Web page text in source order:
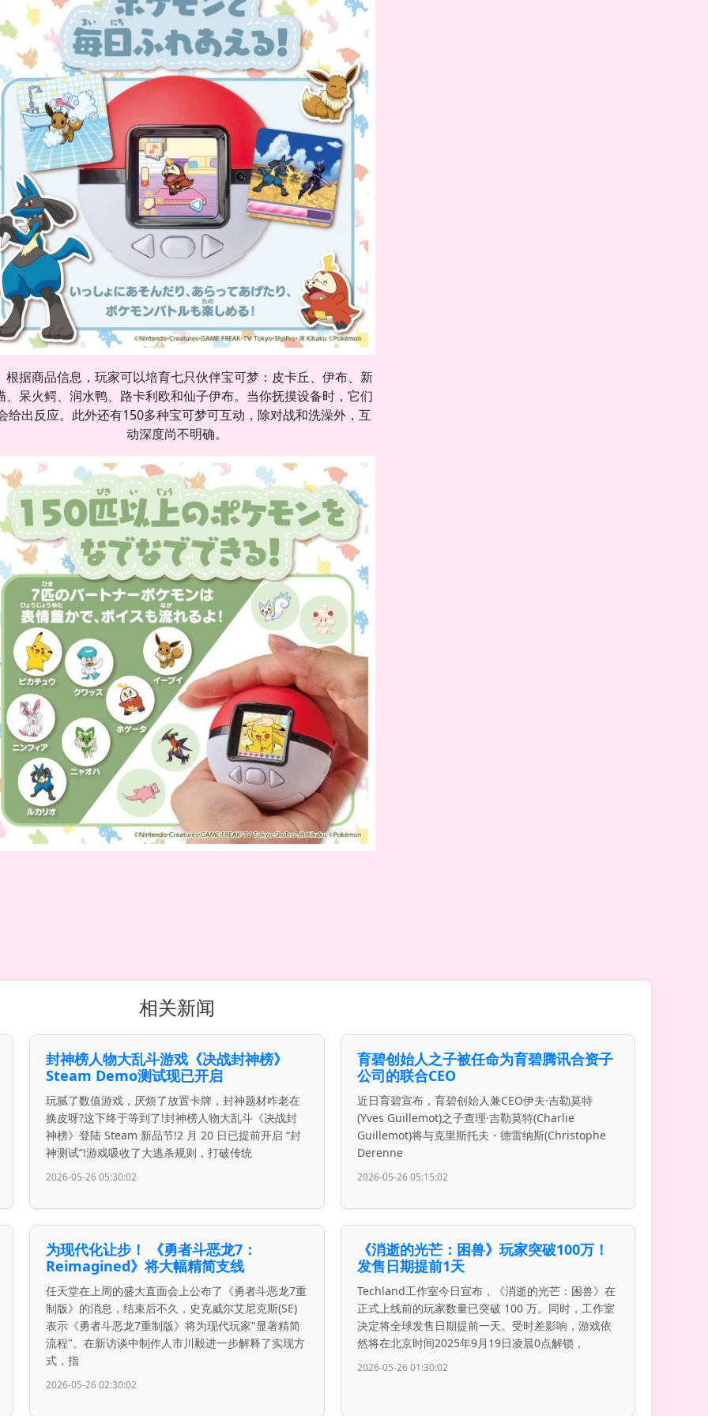
根据商品信息，玩家可以培育七只伙伴宝可梦：皮卡丘、伊布、新
、呆火鳄、润水鸭、路卡利欧和仙子伊布。当你抚摸设备时，它们
给出反应。此外还有150多种宝可梦可互动，除对战和洗澡外，互
动深度尚不明确。
相关新闻
封神榜人物大乱斗游戏《决战封神榜》
Steam Demo测试现已开启
玩腻了数值游戏，厌烦了放置卡牌，封神题材咋老在
换皮呀?这下终于等到了!封神榜人物大乱斗《决战封
神榜》登陆 Steam 新品节!2 月 20 日已提前开启 “封
神测试”!游戏吸收了大逃杀规则，打破传统
2026-05-26 05:30:02
育碧创始人之子被任命为育碧腾讯合资子
公司的联合CEO
近日育碧宣布，育碧创始人兼CEO伊夫·吉勒莫特
(Yves Guillemot)之子查理·吉勒莫特(Charlie
Guillemot)将与克里斯托夫・德雷纳斯(Christophe
Derenne
2026-05-26 05:15:02
为现代化让步！ 《勇者斗恶龙7：
Reimagined》将大幅精简支线
任天堂在上周的盛大直面会上公布了《勇者斗恶龙7重
制版》的消息，结束后不久，史克威尔艾尼克斯(SE)
表示《勇者斗恶龙7重制版》将为现代玩家"显著精简
流程"。在新访谈中制作人市川毅进一步解释了实现方
式，指
2026-05-26 02:30:02
《消逝的光芒：困兽》玩家突破100万！
发售日期提前1天
Techland工作室今日宣布，《消逝的光芒：困兽》在
正式上线前的玩家数量已突破 100 万。同时，工作室
决定将全球发售日期提前一天。受时差影响，游戏依
然将在北京时间2025年9月19日凌晨0点解锁，
2026-05-26 01:30:02